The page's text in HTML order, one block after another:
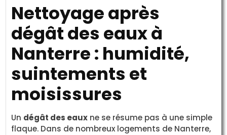
Nettoyage après
dégât des eaux à
Nanterre : humidité,
suintements et
moisissures
Un dégât des eaux ne se résume pas à une simple
flaque. Dans de nombreux logements de Nanterre,